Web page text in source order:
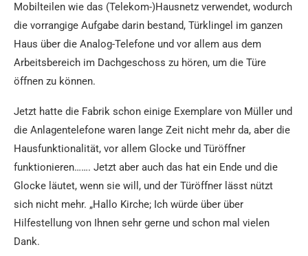
Mobilteilen wie das (Telekom-)Hausnetz verwendet, wodurch
die vorrangige Aufgabe darin bestand, Türklingel im ganzen
Haus über die Analog-Telefone und vor allem aus dem
Arbeitsbereich im Dachgeschoss zu hören, um die Türe
öffnen zu können.
Jetzt hatte die Fabrik schon einige Exemplare von Müller und
die Anlagentelefone waren lange Zeit nicht mehr da, aber die
Hausfunktionalität, vor allem Glocke und Türöffner
funktionieren……. Jetzt aber auch das hat ein Ende und die
Glocke läutet, wenn sie will, und der Türöffner lässt nützt
sich nicht mehr. „Hallo Kirche; Ich würde über über
Hilfestellung von Ihnen sehr gerne und schon mal vielen
Dank.